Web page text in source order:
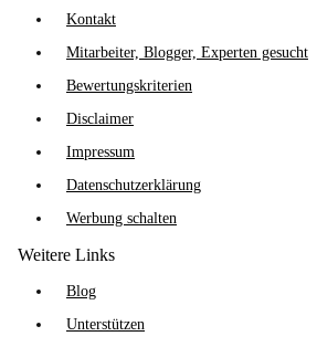
Kontakt
Mitarbeiter, Blogger, Experten gesucht
Bewertungskriterien
Disclaimer
Impressum
Datenschutzerklärung
Werbung schalten
Weitere Links
Blog
Unterstützen